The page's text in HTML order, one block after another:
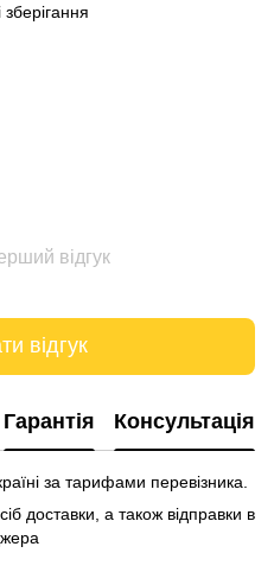
відгук
відгук
Гарантія Консультація
за тарифами перевізника.
доставки, а також відправки в